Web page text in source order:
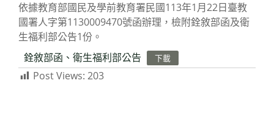
依據教育部國民及學前教育署民國113年1月22日臺教
國署人字第1130009470號函辦理，檢附銓敘部函及衛
生福利部公告1份。
銓敘部函、衛生福利部公告
下載
Post Views: 203